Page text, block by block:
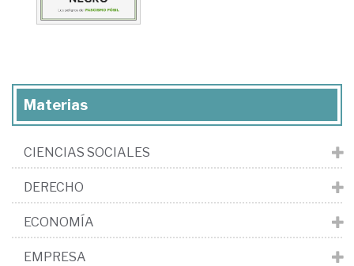
Materias
CIENCIAS SOCIALES
DERECHO
ECONOMÍA
EMPRESA